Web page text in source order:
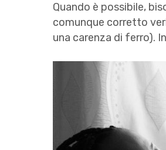
Quando è possibile,
comunque corretto
una carenza di ferro).